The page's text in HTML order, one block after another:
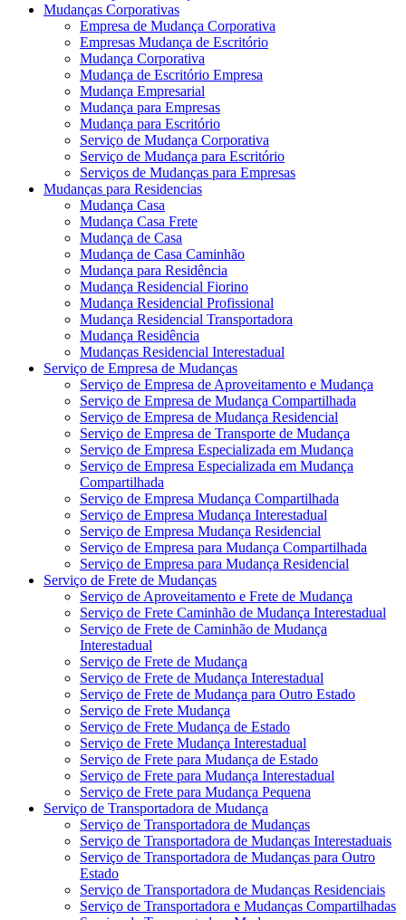
Mudanças Corporativas
Empresa de Mudança Corporativa
Empresas Mudança de Escritório
Mudança Corporativa
Mudança de Escritório Empresa
Mudança Empresarial
Mudança para Empresas
Mudança para Escritório
Serviço de Mudança Corporativa
Serviço de Mudança para Escritório
Serviços de Mudanças para Empresas
Mudanças para Residencias
Mudança Casa
Mudança Casa Frete
Mudança de Casa
Mudança de Casa Caminhão
Mudança para Residência
Mudança Residencial Fiorino
Mudança Residencial Profissional
Mudança Residencial Transportadora
Mudança Residência
Mudanças Residencial Interestadual
Serviço de Empresa de Mudanças
Serviço de Empresa de Aproveitamento e Mudança
Serviço de Empresa de Mudança Compartilhada
Serviço de Empresa de Mudança Residencial
Serviço de Empresa de Transporte de Mudança
Serviço de Empresa Especializada em Mudança
Serviço de Empresa Especializada em Mudança
Compartilhada
Serviço de Empresa Mudança Compartilhada
Serviço de Empresa Mudança Interestadual
Serviço de Empresa Mudança Residencial
Serviço de Empresa para Mudança Compartilhada
Serviço de Empresa para Mudança Residencial
Serviço de Frete de Mudanças
Serviço de Aproveitamento e Frete de Mudança
Serviço de Frete Caminhão de Mudança Interestadual
Serviço de Frete de Caminhão de Mudança
Interestadual
Serviço de Frete de Mudança
Serviço de Frete de Mudança Interestadual
Serviço de Frete de Mudança para Outro Estado
Serviço de Frete Mudança
Serviço de Frete Mudança de Estado
Serviço de Frete Mudança Interestadual
Serviço de Frete para Mudança de Estado
Serviço de Frete para Mudança Interestadual
Serviço de Frete para Mudança Pequena
Serviço de Transportadora de Mudança
Serviço de Transportadora de Mudanças
Serviço de Transportadora de Mudanças Interestaduais
Serviço de Transportadora de Mudanças para Outro
Estado
Serviço de Transportadora de Mudanças Residenciais
Serviço de Transportadora e Mudanças Compartilhadas